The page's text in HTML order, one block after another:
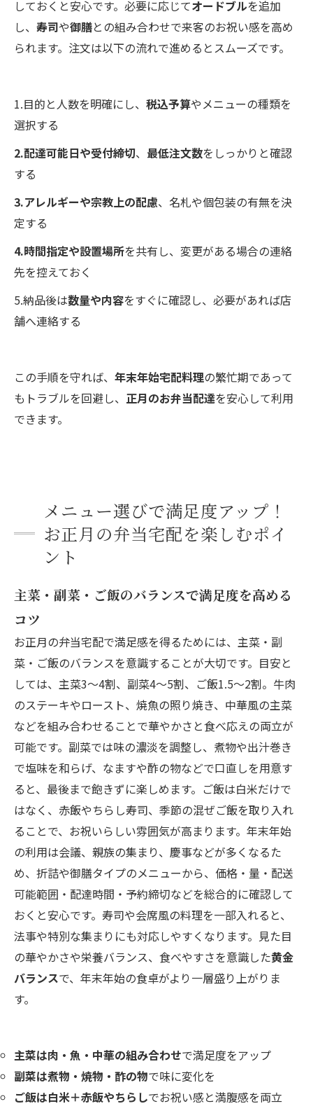
しておくと安心です。必要に応じてオードブルを追加
し、 寿司や御膳との組み合わせで来客のお祝い感を高め
られます。注文は以下の流れで進めるとスムーズです。
1.目的と人数を明確にし、 税込予算やメニューの種類を
選択する
2.配達可能日や受付締切、 最低注文数をしっかりと確認
する
3.アレルギーや宗教上の配慮、名札や個包装の有無を決
定する
4.時間指定や設置場所を共有し、変更がある場合の連絡
先を控えておく
5.納品後は数量や内容をすぐに確認し、必要があれば店
舗へ連絡する
この手順を守れば、 年末年始宅配料理の繁忙期であって
もトラブルを回避し、 正月のお弁当配達を安心して利用
できます。
メニュー選びで満足度アップ！
お正月の弁当宅配を楽しむポイ
ント
主菜・副菜・ご飯のバランスで満足度を高める
コツ
お正月の弁当宅配で満足感を得るためには、主菜・副
菜・ご飯のバランスを意識することが大切です。目安と
しては、主菜3〜4割、副菜4〜5割、ご飯1.5〜2割。牛肉
のステーキやロースト、焼魚の照り焼き、中華風の主菜
などを組み合わせることで華やかさと食べ応えの両立が
可能です。副菜では味の濃淡を調整し、煮物や出汁巻き
で塩味を和らげ、なますや酢の物などで口直しを用意す
ると、最後まで飽きずに楽しめます。ご飯は白米だけで
はなく、赤飯やちらし寿司、季節の混ぜご飯を取り入れ
ることで、お祝いらしい雰囲気が高まります。年末年始
の利用は会議、親族の集まり、慶事などが多くなるた
め、折詰や御膳タイプのメニューから、価格・量・配送
可能範囲・配達時間・予約締切などを総合的に確認して
おくと安心です。寿司や会席風の料理を一部入れると、
法事や特別な集まりにも対応しやすくなります。見た目
の華やかさや栄養バランス、食べやすさを意識した黄金
バランスで、年末年始の食卓がより一層盛り上がりま
す。
主菜は肉・魚・中華の組み合わせで満足度をアップ
副菜は煮物・焼物・酢の物で味に変化を
ご飯は白米＋赤飯やちらしでお祝い感と満腹感を両立